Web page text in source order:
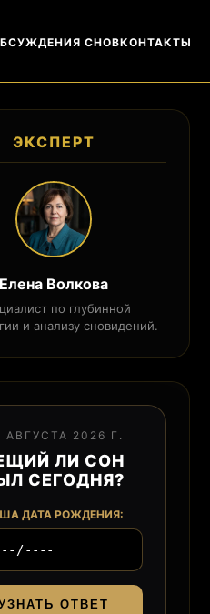
СНОВКОНТАКТЫ
ЭКСПЕРТ
Елена Волкова
по глубинной
и анализу сновидений.
АВГУСТА 2026 Г.
ЛИ СОН
СЕГОДНЯ?
ДАТА РОЖДЕНИЯ:
ОТВЕТ